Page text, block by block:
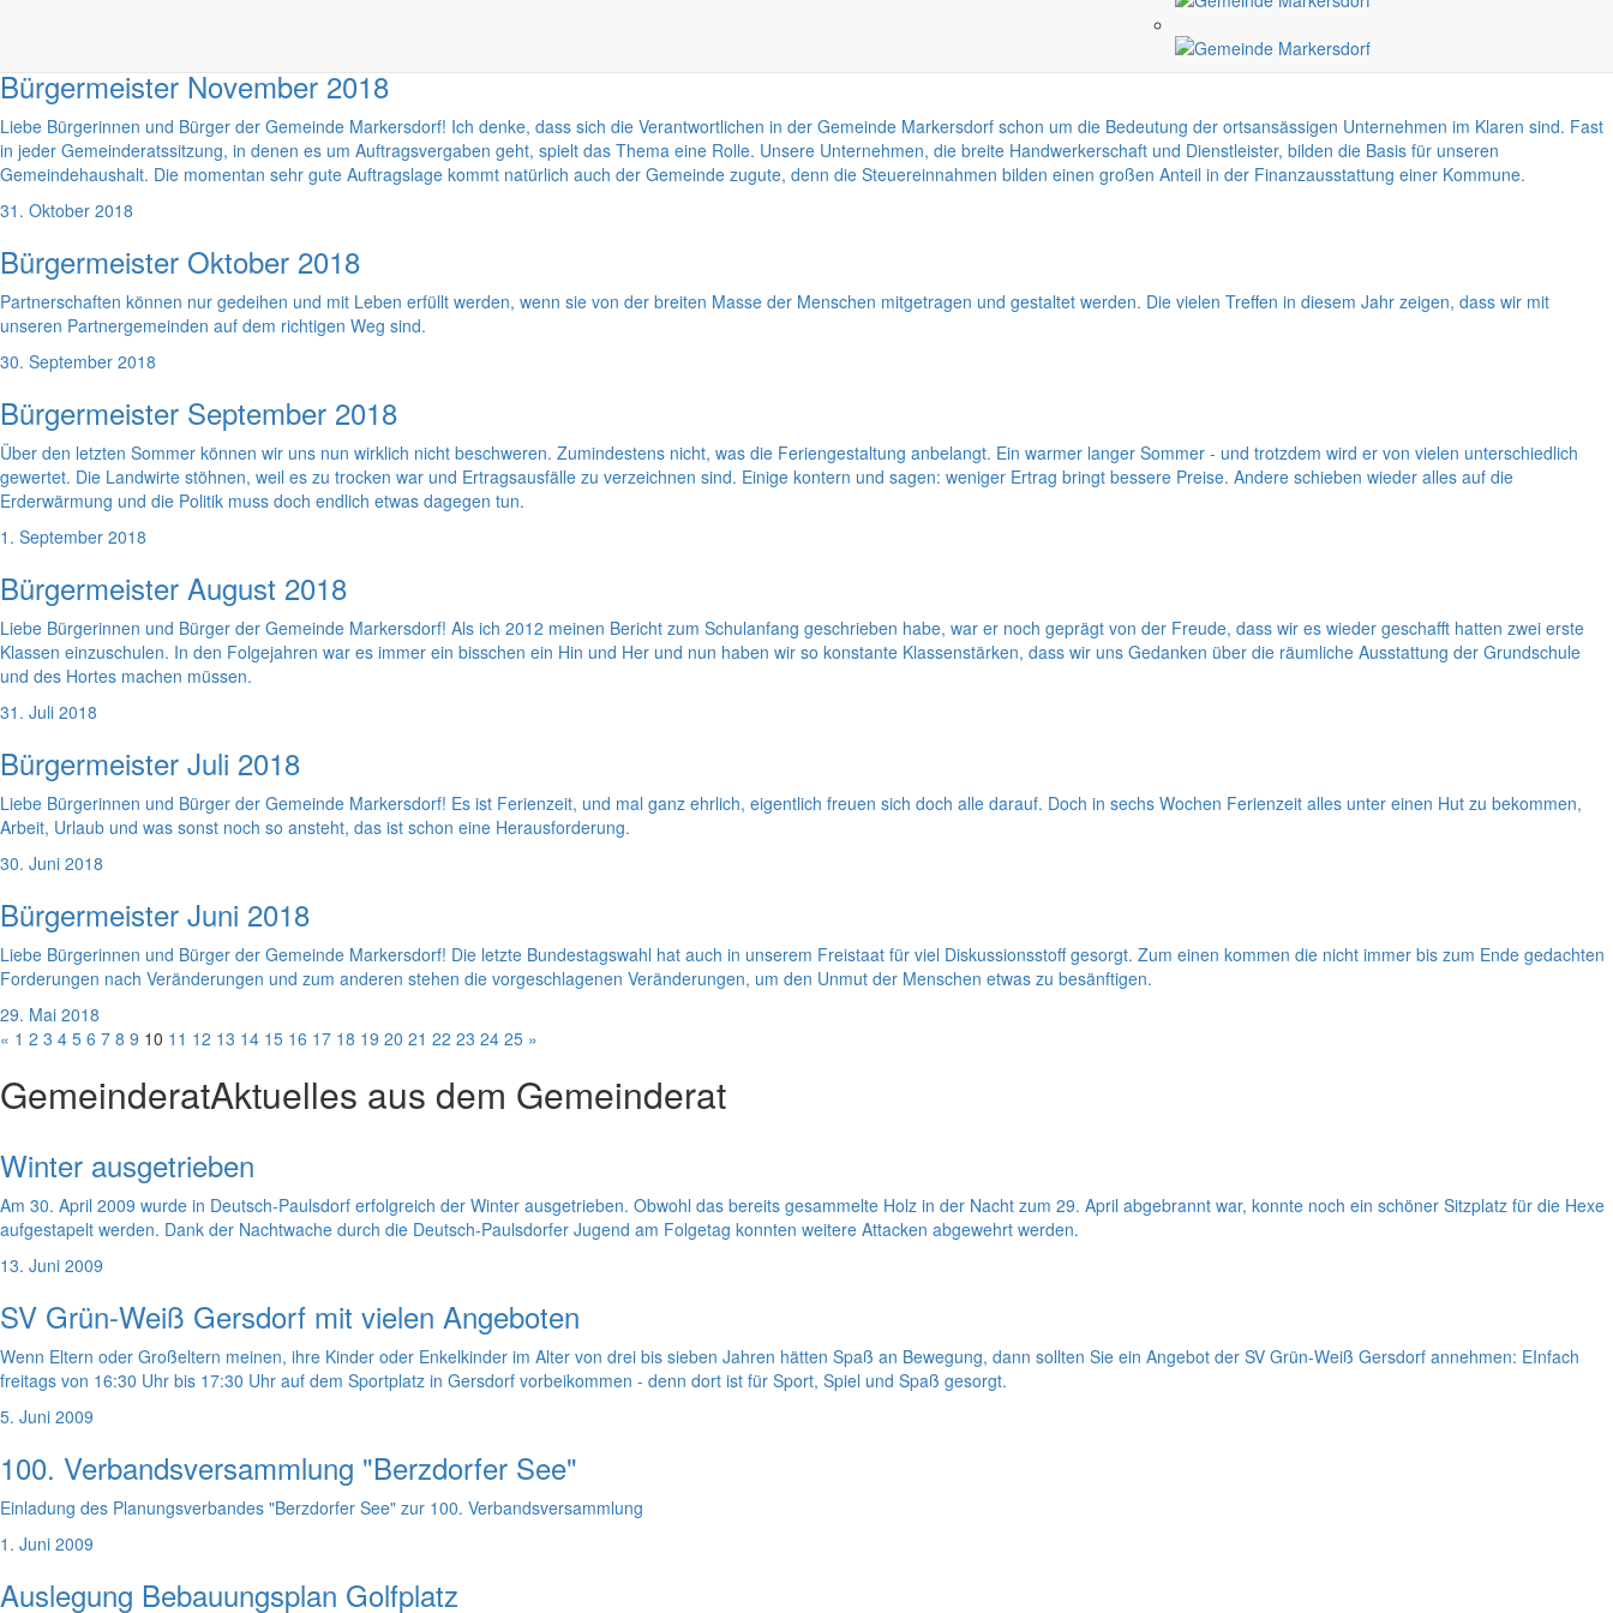
Bürgermeister November 2018
Liebe Bürgerinnen und Bürger der Gemeinde Markersdorf! Ich denke, dass sich die Verantwortlichen in der Gemeinde Markersdorf schon um die Bedeutung der ortsansässigen Unternehmen im Klaren sind. Fast
in jeder Gemeinderatssitzung, in denen es um Auftragsvergaben geht, spielt das Thema eine Rolle. Unsere Unternehmen, die breite Handwerkerschaft und Dienstleister, bilden die Basis für unseren
Gemeindehaushalt. Die momentan sehr gute Auftragslage kommt natürlich auch der Gemeinde zugute, denn die Steuereinnahmen bilden einen großen Anteil in der Finanzausstattung einer Kommune.
31. Oktober 2018
Bürgermeister Oktober 2018
Partnerschaften können nur gedeihen und mit Leben erfüllt werden, wenn sie von der breiten Masse der Menschen mitgetragen und gestaltet werden. Die vielen Treffen in diesem Jahr zeigen, dass wir mit
unseren Partnergemeinden auf dem richtigen Weg sind.
30. September 2018
Bürgermeister September 2018
Über den letzten Sommer können wir uns nun wirklich nicht beschweren. Zumindestens nicht, was die Feriengestaltung anbelangt. Ein warmer langer Sommer - und trotzdem wird er von vielen unterschiedlich
gewertet. Die Landwirte stöhnen, weil es zu trocken war und Ertragsausfälle zu verzeichnen sind. Einige kontern und sagen: weniger Ertrag bringt bessere Preise. Andere schieben wieder alles auf die
Erderwärmung und die Politik muss doch endlich etwas dagegen tun.
1. September 2018
Bürgermeister August 2018
Liebe Bürgerinnen und Bürger der Gemeinde Markersdorf! Als ich 2012 meinen Bericht zum Schulanfang geschrieben habe, war er noch geprägt von der Freude, dass wir es wieder geschafft hatten zwei erste
Klassen einzuschulen. In den Folgejahren war es immer ein bisschen ein Hin und Her und nun haben wir so konstante Klassenstärken, dass wir uns Gedanken über die räumliche Ausstattung der Grundschule
und des Hortes machen müssen.
31. Juli 2018
Bürgermeister Juli 2018
Liebe Bürgerinnen und Bürger der Gemeinde Markersdorf! Es ist Ferienzeit, und mal ganz ehrlich, eigentlich freuen sich doch alle darauf. Doch in sechs Wochen Ferienzeit alles unter einen Hut zu bekommen,
Arbeit, Urlaub und was sonst noch so ansteht, das ist schon eine Herausforderung.
30. Juni 2018
Bürgermeister Juni 2018
Liebe Bürgerinnen und Bürger der Gemeinde Markersdorf! Die letzte Bundestagswahl hat auch in unserem Freistaat für viel Diskussionsstoff gesorgt. Zum einen kommen die nicht immer bis zum Ende gedachten
Forderungen nach Veränderungen und zum anderen stehen die vorgeschlagenen Veränderungen, um den Unmut der Menschen etwas zu besänftigen.
29. Mai 2018
« 1 2 3 4 5 6 7 8 9 10 11 12 13 14 15 16 17 18 19 20 21 22 23 24 25 »
GemeinderatAktuelles aus dem Gemeinderat
Winter ausgetrieben
Am 30. April 2009 wurde in Deutsch-Paulsdorf erfolgreich der Winter ausgetrieben. Obwohl das bereits gesammelte Holz in der Nacht zum 29. April abgebrannt war, konnte noch ein schöner Sitzplatz für die Hexe
aufgestapelt werden. Dank der Nachtwache durch die Deutsch-Paulsdorfer Jugend am Folgetag konnten weitere Attacken abgewehrt werden.
13. Juni 2009
SV Grün-Weiß Gersdorf mit vielen Angeboten
Wenn Eltern oder Großeltern meinen, ihre Kinder oder Enkelkinder im Alter von drei bis sieben Jahren hätten Spaß an Bewegung, dann sollten Sie ein Angebot der SV Grün-Weiß Gersdorf annehmen: EInfach
freitags von 16:30 Uhr bis 17:30 Uhr auf dem Sportplatz in Gersdorf vorbeikommen - denn dort ist für Sport, Spiel und Spaß gesorgt.
5. Juni 2009
100. Verbandsversammlung "Berzdorfer See"
Einladung des Planungsverbandes "Berzdorfer See" zur 100. Verbandsversammlung
1. Juni 2009
Auslegung Bebauungsplan Golfplatz